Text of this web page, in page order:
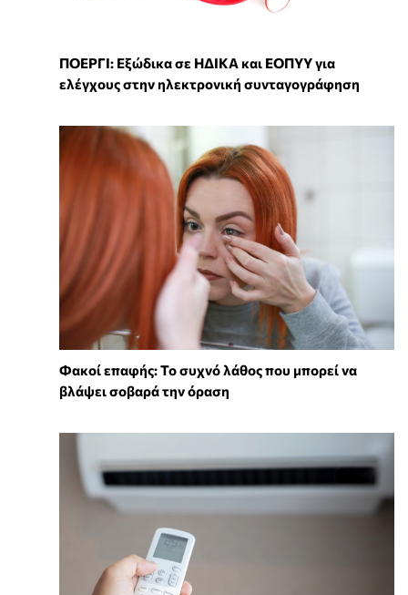
ΠΟΕΡΓΙ: Εξώδικα σε ΗΔΙΚΑ και ΕΟΠΥΥ για
ελέγχους στην ηλεκτρονική συνταγογράφηση
Φακοί επαφής: Το συχνό λάθος που μπορεί να
βλάψει σοβαρά την όραση